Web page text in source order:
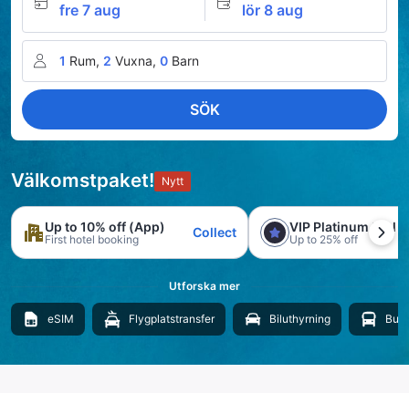
fre 7 aug lör 8 aug
1 Rum, 2 Vuxna, 0 Barn
SÖK
Välkomstpaket! Nytt
Up to 10% off (App)
First hotel booking Collect VIP Platinum trial
Up to 25% off
Utforska mer
eSIM Flygplatstransfer Biluthyrning